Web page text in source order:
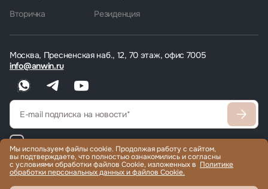
Москва, Пресненская наб., 12, 70 этаж, офис 7005
info@anwin.ru
Согласенс политикой обработки персональных данных
Согласен получать рекламные/информационные материалы
Вторичка
Резиденция
Мы используем файлы cookie. Продолжая работу с сайтом,
вы подтверждаете, что полностью ознакомились и согласны
с условиями обработки файлов Cookie, изложенных в Политике
обработки персональных данных и файлов Cookie.